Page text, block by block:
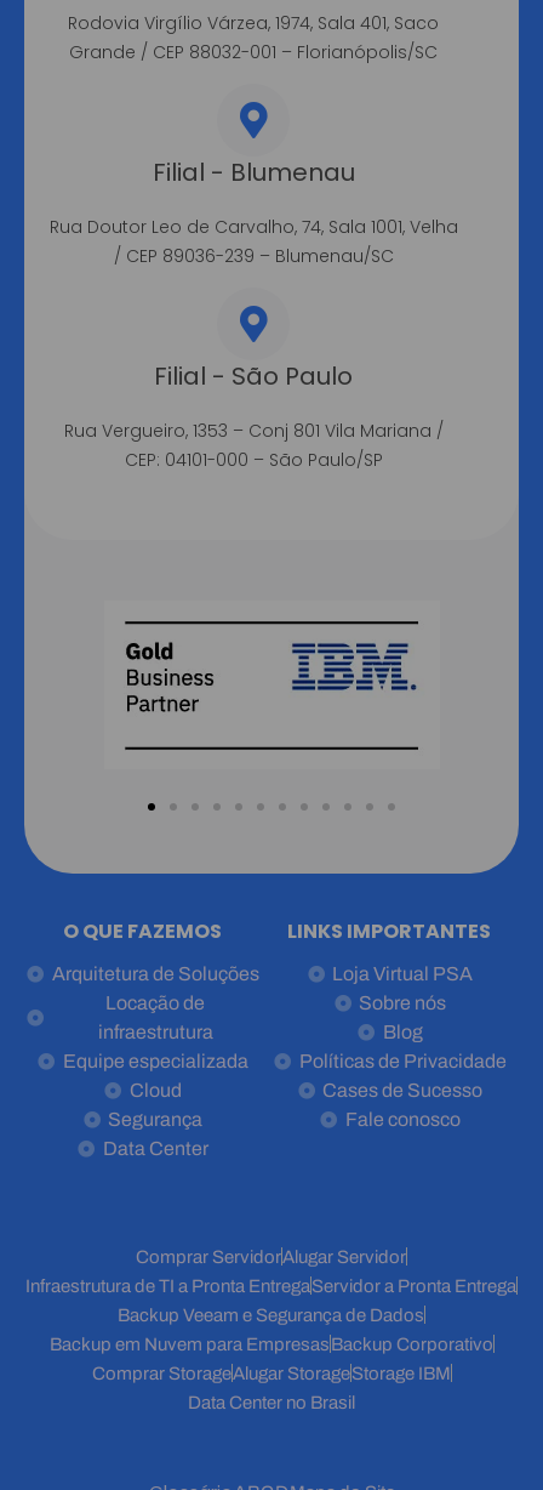
Rodovia Virgílio Várzea, 1974, Sala 401, Saco
Grande / CEP 88032-001 – Florianópolis/SC
Filial - Blumenau
Rua Doutor Leo de Carvalho, 74, Sala 1001, Velha
/ CEP 89036-239 – Blumenau/SC
Filial - São Paulo
Rua Vergueiro, 1353 – Conj 801 Vila Mariana /
CEP: 04101-000 – São Paulo/SP
O QUE FAZEMOS
Arquitetura de Soluções
Locação de
infraestrutura
Equipe especializada
Cloud
Segurança
Data Center
LINKS IMPORTANTES
Loja Virtual PSA
Sobre nós
Blog
Políticas de Privacidade
Cases de Sucesso
Fale conosco
Comprar ServidorAlugar Servidor
Infraestrutura de TI a Pronta EntregaServidor a Pronta Entrega
Backup Veeam e Segurança de Dados
Backup em Nuvem para EmpresasBackup Corporativo
Comprar StorageAlugar StorageStorage IBM
Data Center no Brasil